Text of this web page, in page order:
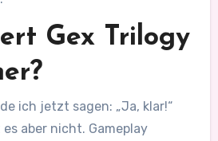
Gex Trilogy
ich jetzt sagen: „Ja, klar!“
aber nicht. Gameplay